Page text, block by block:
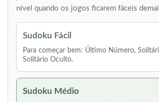
nível quando os jogos ficarem fáceis
Sudoku Fácil
Para começar bem: Último Número,
Solitário Oculto.
Sudoku Médio